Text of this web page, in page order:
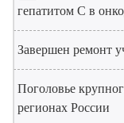
гепатитом С в
Завершен ремонт
Поголовье
регионах России